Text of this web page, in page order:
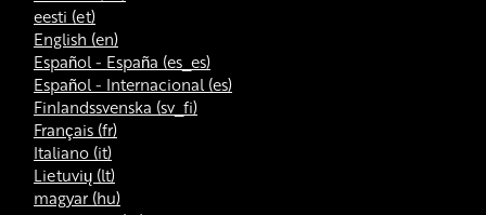
eesti ‎(et)‎
English ‎(en)‎
Español - España ‎(es_es)‎
Español - Internacional ‎(es)‎
Finlandssvenska ‎(sv_fi)‎
Français ‎(fr)‎
Italiano ‎(it)‎
Lietuvių ‎(lt)‎
magyar ‎(hu)‎